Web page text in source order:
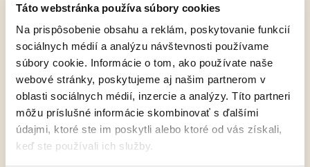
Táto webstránka používa súbory cookies
Na prispôsobenie obsahu a reklám, poskytovanie funkcií
sociálnych médií a analýzu návštevnosti používame
súbory cookie. Informácie o tom, ako používate naše
webové stránky, poskytujeme aj našim partnerom v
oblasti sociálnych médií, inzercie a analýzy. Títo partneri
môžu príslušné informácie skombinovať s ďalšími
údajmi, ktoré ste im poskytli alebo ktoré od vás získali,
keď ste používali ich služby.
Kata Strofová, presne tak! Nákupná horúčka malých ľadových
skomplikuje.
Tresky plesky
sú trinásťdielny animovaný seriál pre všetkých,
ktorí sa chcú zábavnou formou niečo naučiť. Hlavnou
postavou je moderátorka Kata Strofová, ktorá vo svete
molekúl a častíc postupne preniká do tajomstiev prírodných
javov a umožňuje tak divákom v jednoduchosti tieto procesy
pochopiť.
Zobraziť viac